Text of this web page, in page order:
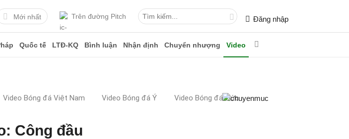
Mới nhất Trên đường Pitch Đăng nhập
Quốc tế LTĐ-KQ Bình luận Nhận định Chuyển nhượng Video
Video Bóng đá Việt Nam Video Bóng đá Ý Video Bóng đá Đức
Công đầu